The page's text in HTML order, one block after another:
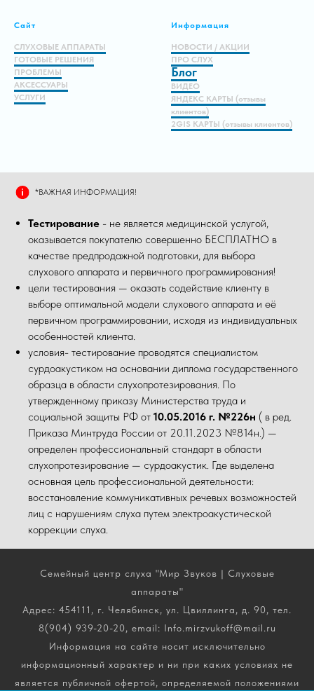
Сайт
СЛУХОВЫЕ АППАРАТЫ
ГОТОВЫЕ РЕШЕНИЯ
ПРОБЛЕМЫ
АКСЕССУАРЫ
УСЛУГИ
Информация
НОВОСТИ / АКЦИИ
ПРО СЛУХ
Блог
ВИДЕО
ЯНДЕКС КАРТЫ (отзывы
клиентов)
2GIS КАРТЫ (отзывы клиентов)
*ВАЖНАЯ ИНФОРМАЦИЯ!
Тестирование - не является медицинской услугой,
оказывается покупателю совершенно БЕСПЛАТНО в
качестве предпродажной подготовки, для выбора
слухового аппарата и первичного программирования!
цели тестирования — оказать содействие клиенту в
выборе оптимальной модели слухового аппарата и её
первичном программировании, исходя из индивидуальных
особенностей клиента.
условия- тестирование проводятся специалистом
сурдоакустиком на основании диплома государственного
образца в области слухопротезирования. По
утвержденному приказу Министерства труда и
социальной защиты РФ от 10.05.2016 г. №226н ( в ред.
Приказа Минтруда России от 20.11.2023 №814н.) —
определен профессиональный стандарт в области
слухопротезирование — сурдоакустик. Где выделена
основная цель профессиональной деятельности:
восстановление коммуникативных речевых возможностей
лиц с нарушениям слуха путем электроакустической
коррекции слуха.
Семейный центр слуха "Мир Звуков | Слуховые
аппараты"
Адрес: 454111, г. Челябинск, ул. Цвиллинга, д. 90, тел.
8(904) 939-20-20, email: Info.mirzvukoff@mail.ru
Информация на сайте носит исключительно
информационный характер и ни при каких условиях не
является публичной офертой, определяемой положениями